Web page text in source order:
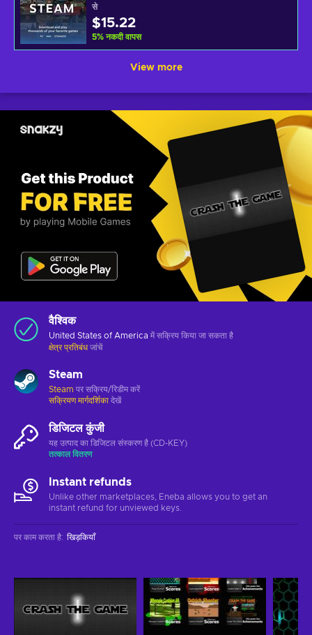
से
$15.22
5% नकदी वापस
View more
वैश्विक
United States of America में सक्रिय किया जा सकता है
क्षेत्र प्रतिबंध जांचें
Steam
Steam पर सक्रिय/रिडीम करें
सक्रियण मार्गदर्शिका देखें
डिजिटल कुंजी
यह उत्पाद का डिजिटल संस्करण है (CD-KEY)
तत्काल वितरण
Instant refunds
Unlike other marketplaces, Eneba allows you to get an
instant refund for unviewed keys.
पर काम करता है: खिड़कियाँ